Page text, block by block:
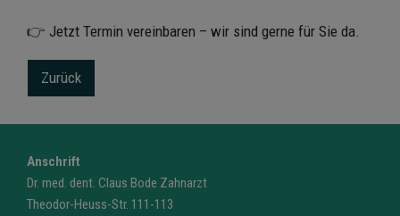
Zurück
👉 Jetzt Termin vereinbaren – wir sind gerne für Sie da.
Anschrift
Dr. med. dent. Claus Bode Zahnarzt
Theodor-Heuss-Str. 111-113